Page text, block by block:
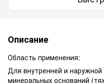
Описание
Область применения:
Для внутренней и
минеральных оснований